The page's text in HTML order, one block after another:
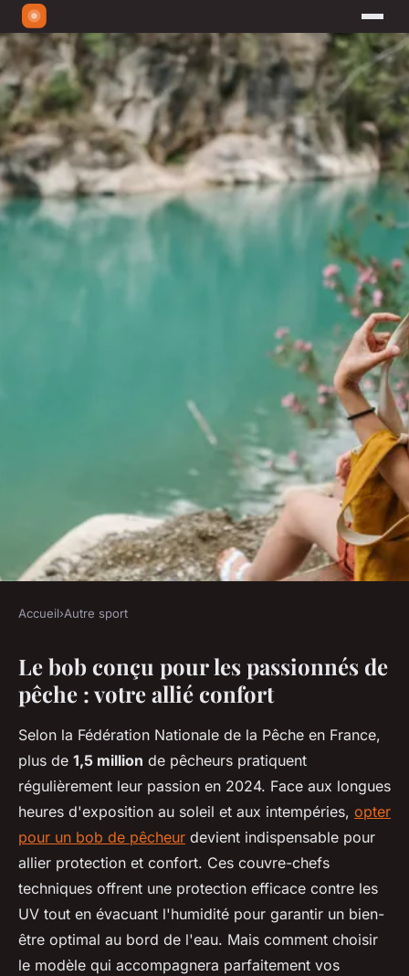
AUTRE SPORT
Découvrez les bobs pêcheur
pour un confort optimal en
plein air
Anaïs • 24 novembre 2025 • 8 min de lecture
Accueil›Autre sport
Le bob conçu pour les passionnés de
pêche : votre allié confort
Selon la Fédération Nationale de la Pêche en France,
plus de 1,5 million de pêcheurs pratiquent
régulièrement leur passion en 2024. Face aux longues
heures d'exposition au soleil et aux intempéries, opter
pour un bob de pêcheur devient indispensable pour
allier protection et confort. Ces couvre-chefs
techniques offrent une protection efficace contre les
UV tout en évacuant l'humidité pour garantir un bien-
être optimal au bord de l'eau. Mais comment choisir
le modèle qui accompagnera parfaitement vos